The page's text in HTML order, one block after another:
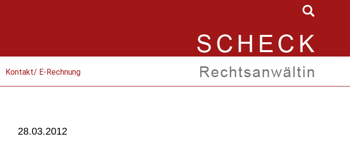
Kontakt/ E-Rechnung
28.03.2012